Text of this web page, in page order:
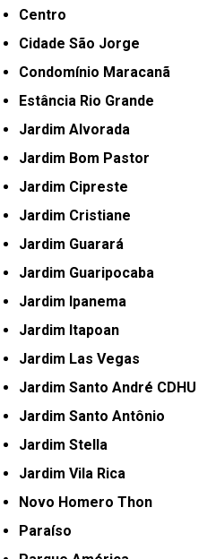
Centro
Cidade São Jorge
Condomínio Maracanã
Estância Rio Grande
Jardim Alvorada
Jardim Bom Pastor
Jardim Cipreste
Jardim Cristiane
Jardim Guarará
Jardim Guaripocaba
Jardim Ipanema
Jardim Itapoan
Jardim Las Vegas
Jardim Santo André CDHU
Jardim Santo Antônio
Jardim Stella
Jardim Vila Rica
Novo Homero Thon
Paraíso